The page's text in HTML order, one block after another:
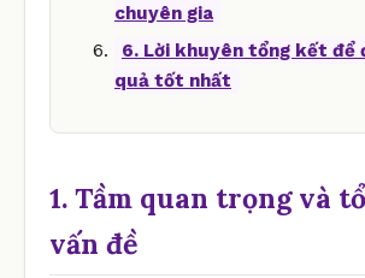
chuyên gia
6. Lời khuyên tổng kết để
quả tốt nhất
1. Tầm quan trọng và
vấn đề